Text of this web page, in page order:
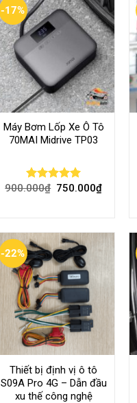
-17%
Máy Bơm Lốp Xe Ô Tô
70MAI Midrive TP03
Rated 5.00
900.000₫ 750.000₫
-22%
Thiết bị định vị ô tô
S09A Pro 4G – Dẫn đầu
xu thế công nghệ